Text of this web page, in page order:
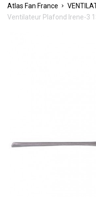
Atlas Fan France
Ventilateur Plafond Irene-3